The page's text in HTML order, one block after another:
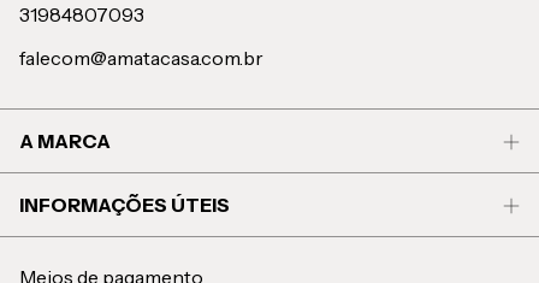
31984807093
falecom@amatacasa.com.br
A MARCA
INFORMAÇÕES ÚTEIS
Meios de pagamento